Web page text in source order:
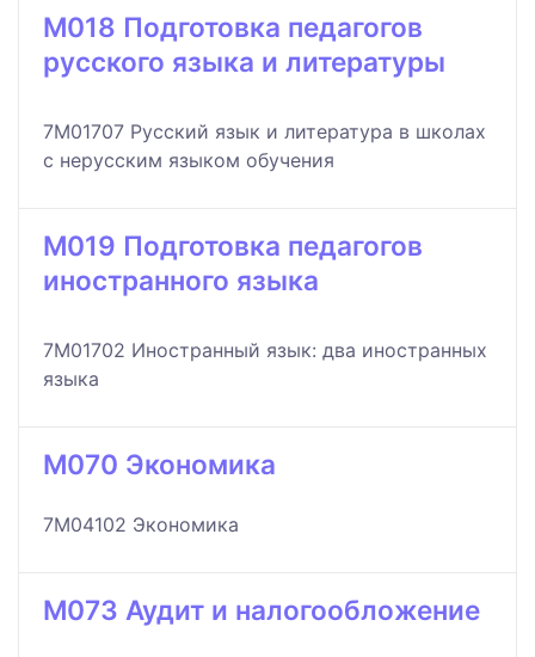
M018 Подготовка педагогов
русского языка и литературы
7M01707 Русский язык и литература в школах
с нерусским языком обучения
M019 Подготовка педагогов
иностранного языка
7M01702 Иностранный язык: два иностранных
языка
M070 Экономика
7M04102 Экономика
M073 Аудит и налогообложение